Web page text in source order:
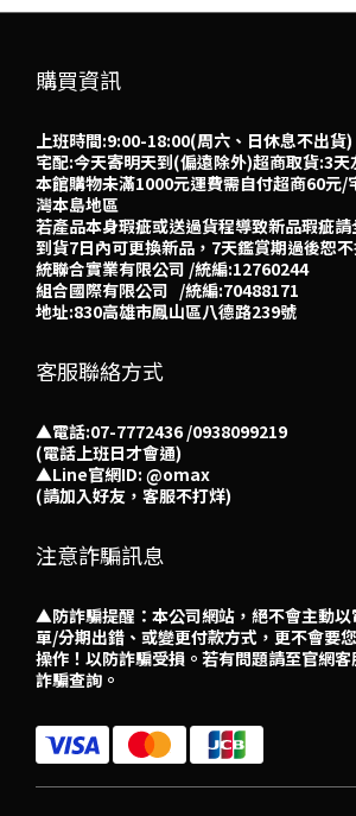
購買資訊
上班時間:9:00-18:00(周六、日休息不出貨)
宅配:今天寄明天到(偏遠除外)超商取貨:3天
本館購物未滿1000元運費需自付超商60元/
灣本島地區
若產品本身瑕疵或送過貨程導致新品瑕疵請
到貨7日內可更換新品，7天鑑賞期過後恕不
統聯合實業有限公司 /統編:12760244
組合國際有限公司 /統編:70488171
地址:830高雄市鳳山區八德路239號
客服聯絡方式
▲電話:07-7772436 /0938099219
(電話上班日才會通)
▲Line官網ID: @omax​
(請加入好友，客服不打烊)
注意詐騙訊息
▲防詐騙提醒：本公司網站，絕不會主動以
單/分期出錯、或變更付款方式，更不會要
操作！以防詐騙受損。若有問題請至官網
詐騙查詢。